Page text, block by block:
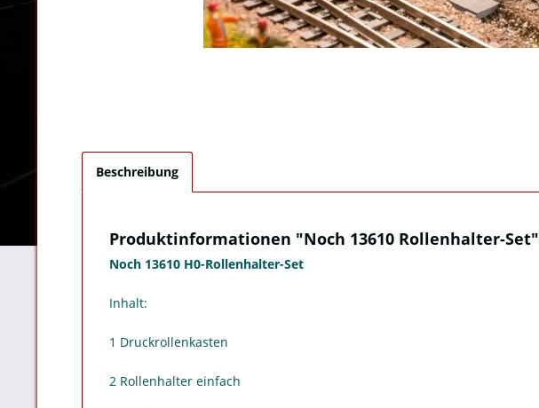
Beschreibung
Produktinformationen "Noch 13610 Rollenhalter-Set"
Noch 13610 H0-Rollenhalter-Set
Inhalt:
1 Druckrollenkasten
2 Rollenhalter einfach